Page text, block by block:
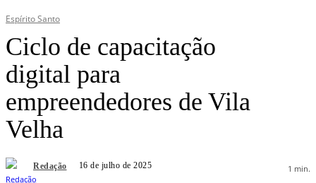
Espírito Santo
Ciclo de capacitação
digital para
empreendedores de Vila
Velha
Redação 16 de julho de 2025 1 min.